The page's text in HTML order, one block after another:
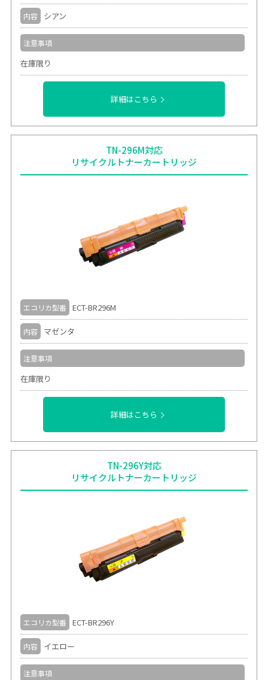
内容 シアン
注意事項
在庫限り
詳細はこちら
TN-296M対応
リサイクルトナーカートリッジ
エコリカ型番 ECT-BR296M
内容 マゼンタ
注意事項
在庫限り
詳細はこちら
TN-296Y対応
リサイクルトナーカートリッジ
エコリカ型番 ECT-BR296Y
内容 イエロー
注意事項